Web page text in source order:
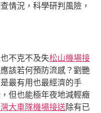
情況，科學研判風險，
不克不及失松山機場接
該若何預防流感？劉艷
最有用也最經濟的手
但也能極年夜地減輕癥
大車隊機場接送除有已